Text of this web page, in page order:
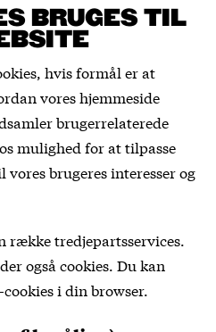
BRUGES TIL
hvis formål er at
vores hjemmeside
brugerrelaterede
mulighed for at tilpasse
brugeres interesser og
række tredjepartsservices.
også cookies. Du kan
i din browser.